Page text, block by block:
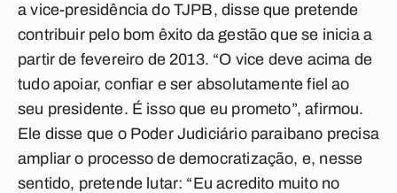
a vice-presidência do TJPB, disse que pretende
contribuir pelo bom êxito da gestão que se inicia a
partir de fevereiro de 2013. “O vice deve acima de
tudo apoiar, confiar e ser absolutamente fiel ao
seu presidente. É isso que eu prometo”, afirmou.
Ele disse que o Poder Judiciário paraibano precisa
ampliar o processo de democratização, e, nesse
sentido, pretende lutar: “Eu acredito muito no